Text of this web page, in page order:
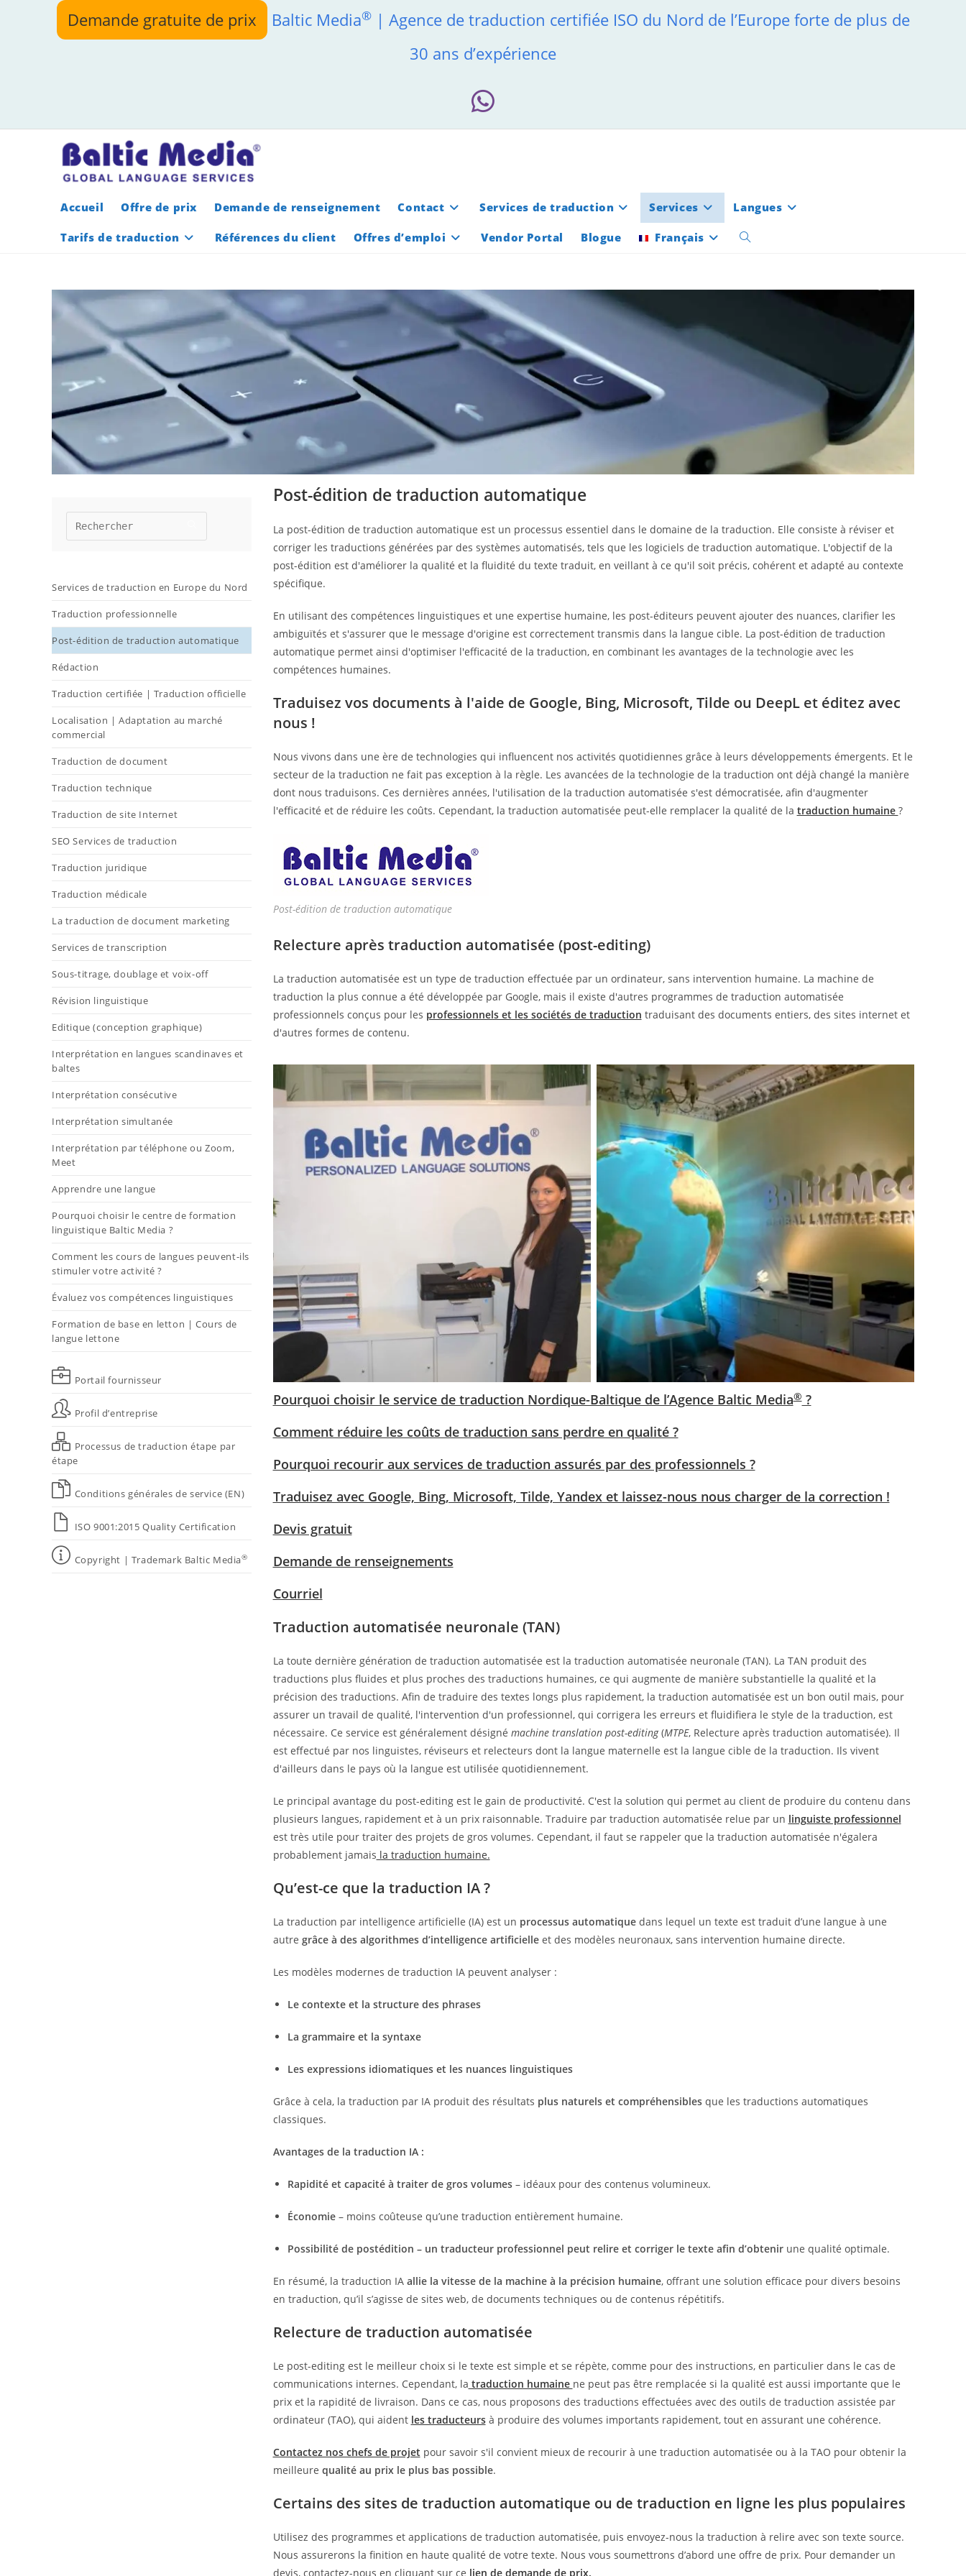
Demande gratuite de prix Baltic Media®| Agence de traduction certifiée ISO du Nord de l’Europe forte de plus de
30 ans d’expérience
Accueil Offre de prix Demande de renseignement Contact Services de traduction Services
Langues
Tarifs de traduction
Références du client Offres d’emploi Vendor Portal Blogue Français Toggle
Services de traduction en Europe du Nord
Traduction professionnelle
Post-édition de traduction automatique
Rédaction
Traduction certifiée | Traduction officielle
Localisation | Adaptation au marché
commercial
Traduction de document
Traduction technique
Traduction de site Internet
SEO Services de traduction
Traduction juridique
Traduction médicale
La traduction de document marketing
Services de transcription
Sous-titrage, doublage et voix-off
Révision linguistique
Editique (conception graphique)
Interprétation en langues scandinaves et
baltes
Interprétation consécutive
Interprétation simultanée
Interprétation par téléphone ou Zoom,
Meet
Apprendre une langue
Pourquoi choisir le centre de formation
linguistique Baltic Media ?
Comment les cours de langues peuvent-ils
stimuler votre activité ?
Évaluez vos compétences linguistiques
Formation de base en letton | Cours de
langue lettone
Portail fournisseur
Profil d’entreprise
Processus de traduction étape par
étape
Conditions générales de service (EN)
ISO 9001:2015 Quality Certification
Copyright | Trademark Baltic Media®
Post-édition de traduction automatique
La post-édition de traduction automatique est un processus essentiel dans le domaine de la traduction. Elle consiste à réviser et
corriger les traductions générées par des systèmes automatisés, tels que les logiciels de traduction automatique. L'objectif de la
post-édition est d'améliorer la qualité et la fluidité du texte traduit, en veillant à ce qu'il soit précis, cohérent et adapté au contexte
spécifique.
En utilisant des compétences linguistiques et une expertise humaine, les post-éditeurs peuvent ajouter des nuances, clarifier les
ambiguïtés et s'assurer que le message d'origine est correctement transmis dans la langue cible. La post-édition de traduction
automatique permet ainsi d'optimiser l'efficacité de la traduction, en combinant les avantages de la technologie avec les
compétences humaines.
Traduisez vos documents à l'aide de Google, Bing, Microsoft, Tilde ou DeepL et éditez avec
nous !
Nous vivons dans une ère de technologies qui influencent nos activités quotidiennes grâce à leurs développements émergents. Et le
secteur de la traduction ne fait pas exception à la règle. Les avancées de la technologie de la traduction ont déjà changé la manière
dont nous traduisons. Ces dernières années, l'utilisation de la traduction automatisée s'est démocratisée, afin d'augmenter
l'efficacité et de réduire les coûts. Cependant, la traduction automatisée peut-elle remplacer la qualité de la traduction humaine ?
Post-édition de traduction automatique
Relecture après traduction automatisée (post-editing)
La traduction automatisée est un type de traduction effectuée par un ordinateur, sans intervention humaine. La machine de
traduction la plus connue a été développée par Google, mais il existe d'autres programmes de traduction automatisée
professionnels conçus pour les professionnels et les sociétés de traduction traduisant des documents entiers, des sites internet et
d'autres formes de contenu.
Pourquoi choisir le service de traduction Nordique-Baltique de l’Agence Baltic Media®?
Comment réduire les coûts de traduction sans perdre en qualité ?
Pourquoi recourir aux services de traduction assurés par des professionnels ?
Traduisez avec Google, Bing, Microsoft, Tilde, Yandex et laissez-nous nous charger de la correction !
Devis gratuit
Demande de renseignements
Courriel
Traduction automatisée neuronale (TAN)
La toute dernière génération de traduction automatisée est la traduction automatisée neuronale (TAN). La TAN produit des
traductions plus fluides et plus proches des traductions humaines, ce qui augmente de manière substantielle la qualité et la
précision des traductions. Afin de traduire des textes longs plus rapidement, la traduction automatisée est un bon outil mais, pour
assurer un travail de qualité, l'intervention d'un professionnel, qui corrigera les erreurs et fluidifiera le style de la traduction, est
nécessaire. Ce service est généralement désigné machine translation post-editing(MTPE, Relecture après traduction automatisée). Il
est effectué par nos linguistes, réviseurs et relecteurs dont la langue maternelle est la langue cible de la traduction. Ils vivent
d'ailleurs dans le pays où la langue est utilisée quotidiennement.
Le principal avantage du post-editing est le gain de productivité. C'est la solution qui permet au client de produire du contenu dans
plusieurs langues, rapidement et à un prix raisonnable. Traduire par traduction automatisée relue par un linguiste professionnel
est très utile pour traiter des projets de gros volumes. Cependant, il faut se rappeler que la traduction automatisée n'égalera
probablement jamais la traduction humaine.
Qu’est-ce que la traduction IA ?
La traduction par intelligence artificielle (IA) est un processus automatiquedans lequel un texte est traduit d’une langue à une
autre grâce à des algorithmes d’intelligence artificielleet des modèles neuronaux, sans intervention humaine directe.
Les modèles modernes de traduction IA peuvent analyser :
Le contexte et la structure des phrases
La grammaire et la syntaxe
Les expressions idiomatiques et les nuances linguistiques
Grâce à cela, la traduction par IA produit des résultats plus naturels et compréhensiblesque les traductions automatiques
classiques.
Avantages de la traduction IA :
Rapidité et capacité à traiter de gros volumes– idéaux pour des contenus volumineux.
Économie– moins coûteuse qu’une traduction entièrement humaine.
Possibilité de postédition – un traducteur professionnel peut relire et corriger le texte afin d’obtenirune qualité optimale.
En résumé, la traduction IA allie la vitesse de la machine à la précision humaine, offrant une solution efficace pour divers besoins
en traduction, qu’il s’agisse de sites web, de documents techniques ou de contenus répétitifs.
Relecture de traduction automatisée
Le post-editing est le meilleur choix si le texte est simple et se répète, comme pour des instructions, en particulier dans le cas de
communications internes. Cependant, la traduction humaine ne peut pas être remplacée si la qualité est aussi importante que le
prix et la rapidité de livraison. Dans ce cas, nous proposons des traductions effectuées avec des outils de traduction assistée par
ordinateur (TAO), qui aident les traducteursà produire des volumes importants rapidement, tout en assurant une cohérence.
Contactez nos chefs de projet pour savoir s'il convient mieux de recourir à une traduction automatisée ou à la TAO pour obtenir la
meilleure qualité au prix le plus bas possible.
Certains des sites de traduction automatique ou de traduction en ligne les plus populaires
Utilisez des programmes et applications de traduction automatisée, puis envoyez-nous la traduction à relire avec son texte source.
Nous assurerons la finition en haute qualité de votre texte. Nous vous soumettrons d’abord une offre de prix. Pour demander un
devis, contactez-nous en cliquant sur ce lien de demande de prix.